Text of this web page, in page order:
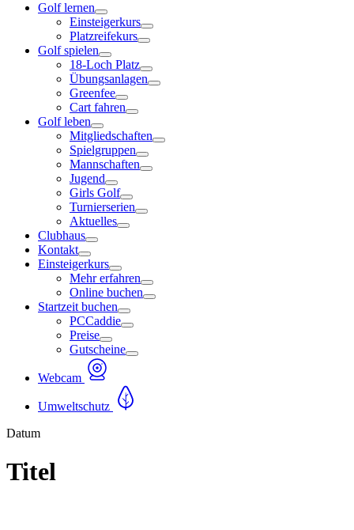
Golf lernen
Einsteigerkurs
Platzreifekurs
Golf spielen
18-Loch Platz
Übungsanlagen
Greenfee
Cart fahren
Golf leben
Mitgliedschaften
Spielgruppen
Mannschaften
Jugend
Girls Golf
Turnierserien
Aktuelles
Clubhaus
Kontakt
Einsteigerkurs
Mehr erfahren
Online buchen
Startzeit buchen
PCCaddie
Preise
Gutscheine
Webcam
Umweltschutz
Datum
Titel